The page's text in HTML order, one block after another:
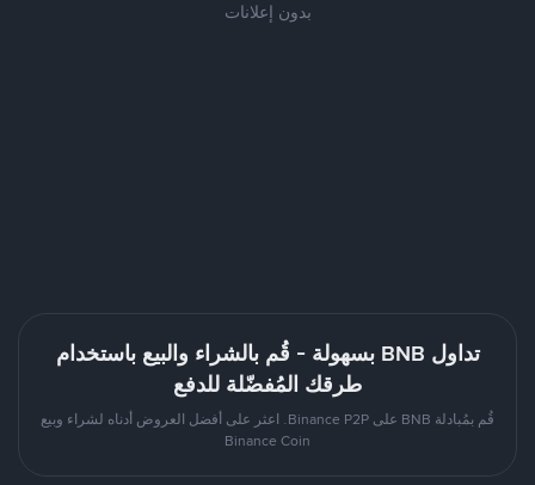
بدون إعلانات
تداول BNB بسهولة - قُم بالشراء والبيع باستخدام
طرقك المُفضّلة للدفع
قُم بمُبادلة BNB على Binance P2P. اعثر على أفضل العروض أدناه لشراء وبيع
Binance Coin